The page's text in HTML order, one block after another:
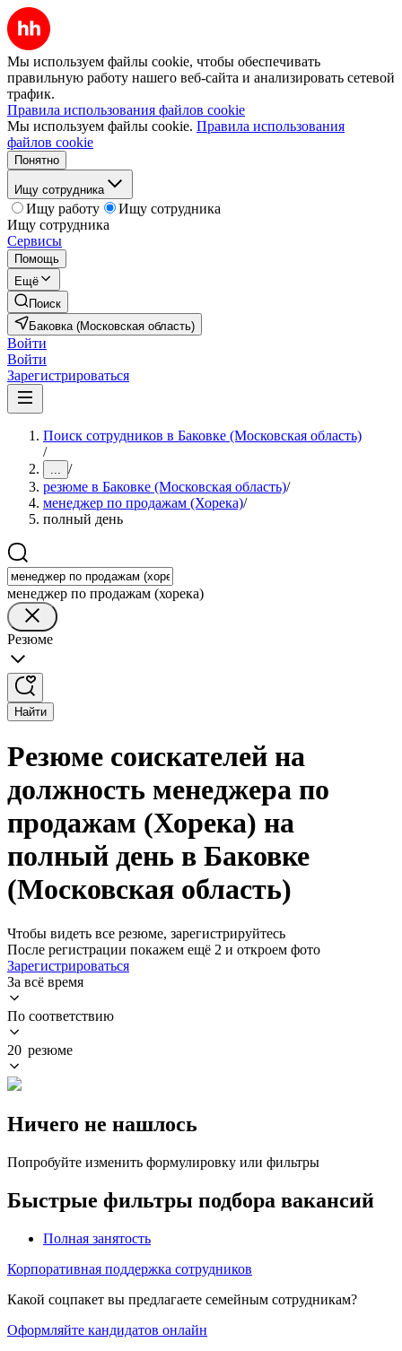
Мы используем файлы cookie, чтобы обеспечивать
правильную работу нашего веб-сайта и анализировать сетевой
трафик.
Правила использования файлов cookie
Мы используем файлы cookie. Правила использования
файлов cookie
Понятно
Ищу сотрудника
Ищу работу
Ищу сотрудника
Ищу сотрудника
Сервисы
Помощь
Ещё
Поиск
Баковка (Московская область)
Войти
Войти
Зарегистрироваться
Поиск сотрудников в Баковке (Московская область)
/
... /
резюме в Баковке (Московская область)/
менеджер по продажам (Хорека)/
полный день
менеджер по продажам (хорека)
Резюме
Найти
Резюме соискателей на
должность менеджера по
продажам (Хорека) на
полный день в Баковке
(Московская область)
Чтобы видеть все резюме, зарегистрируйтесь
После регистрации покажем ещё 2 и откроем фото
Зарегистрироваться
За всё время
По соответствию
20 резюме
Ничего не нашлось
Попробуйте изменить формулировку или фильтры
Быстрые фильтры подбора вакансий
Полная занятость
Корпоративная поддержка сотрудников
Какой соцпакет вы предлагаете семейным сотрудникам?
Оформляйте кандидатов онлайн